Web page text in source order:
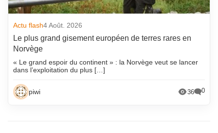
Actu flash4 Août. 2026
Le plus grand gisement européen de terres rares en
Norvège
« Le grand espoir du continent » : la Norvège veut se lancer
dans l’exploitation du plus […]
piwi 36 0